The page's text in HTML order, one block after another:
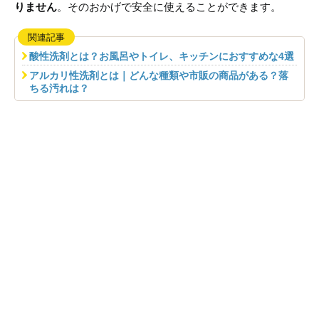
りません。そのおかげで安全に使えることができます。
関連記事
酸性洗剤とは？お風呂やトイレ、キッチンにおすすめな4選
アルカリ性洗剤とは｜どんな種類や市販の商品がある？落
ちる汚れは？